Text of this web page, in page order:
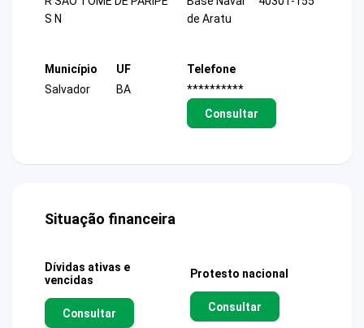
S N
de Aratu
Município
Salvador
UF
BA
Telefone
**********
Consultar
Situação financeira
Dívidas ativas e
vencidas
Consultar
Protesto nacional
Consultar